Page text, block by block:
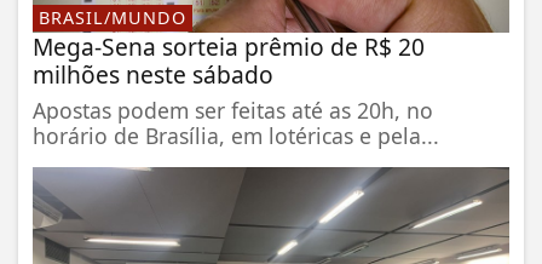
BRASIL/MUNDO
Mega-Sena sorteia prêmio de R$ 20
milhões neste sábado
Apostas podem ser feitas até as 20h, no
horário de Brasília, em lotéricas e pela...